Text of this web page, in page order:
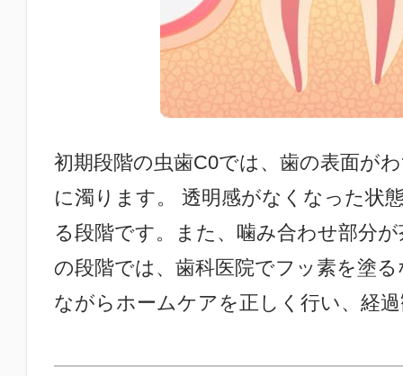
初期段階の虫歯C0では、歯の表面が
に濁ります。 透明感がなくなった状
る段階です。また、噛み合わせ部分
の段階では、歯科医院でフッ素を塗
ながらホームケアを正しく行い、経